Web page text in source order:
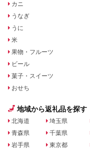
カニ
うなぎ
うに
米
果物・フルーツ
ビール
菓子・スイーツ
おせち
地域から返礼品を探す
北海道
青森県
岩手県
埼玉県
千葉県
東京都